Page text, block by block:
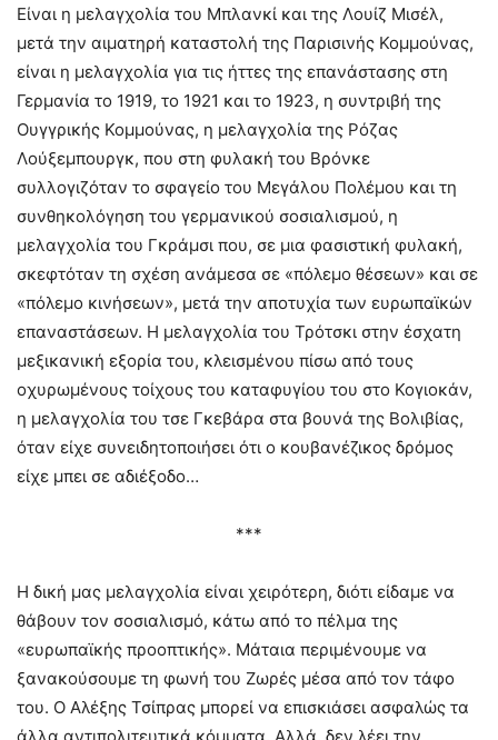
Είναι η μελαγχολία του Μπλανκί και της Λουίζ Μισέλ,
μετά την αιματηρή καταστολή της Παρισινής Κομμούνας,
είναι η μελαγχολία για τις ήττες της επανάστασης στη
Γερμανία το 1919, το 1921 και το 1923, η συντριβή της
Ουγγρικής Κομμούνας, η μελαγχολία της Ρόζας
Λούξεμπουργκ, που στη φυλακή του Βρόνκε
συλλογιζόταν το σφαγείο του Μεγάλου Πολέμου και τη
συνθηκολόγηση του γερμανικού σοσιαλισμού, η
μελαγχολία του Γκράμσι που, σε μια φασιστική φυλακή,
σκεφτόταν τη σχέση ανάμεσα σε «πόλεμο θέσεων» και σε
«πόλεμο κινήσεων», μετά την αποτυχία των ευρωπαϊκών
επαναστάσεων. Η μελαγχολία του Τρότσκι στην έσχατη
μεξικανική εξορία του, κλεισμένου πίσω από τους
οχυρωμένους τοίχους του καταφυγίου του στο Κογιοκάν,
η μελαγχολία του τσε Γκεβάρα στα βουνά της Βολιβίας,
όταν είχε συνειδητοποιήσει ότι ο κουβανέζικος δρόμος
είχε μπει σε αδιέξοδο…
***
Η δική μας μελαγχολία είναι χειρότερη, διότι είδαμε να
θάβουν τον σοσιαλισμό, κάτω από το πέλμα της
«ευρωπαϊκής προοπτικής». Μάταια περιμένουμε να
ξανακούσουμε τη φωνή του Ζωρές μέσα από τον τάφο
του. Ο Αλέξης Τσίπρας μπορεί να επισκιάσει ασφαλώς τα
άλλα αντιπολιτευτικά κόμματα. Αλλά, δεν λέει την